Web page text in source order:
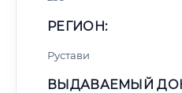
РЕГИОН:
Рустави
ВЫДАВАЕМЫЙ